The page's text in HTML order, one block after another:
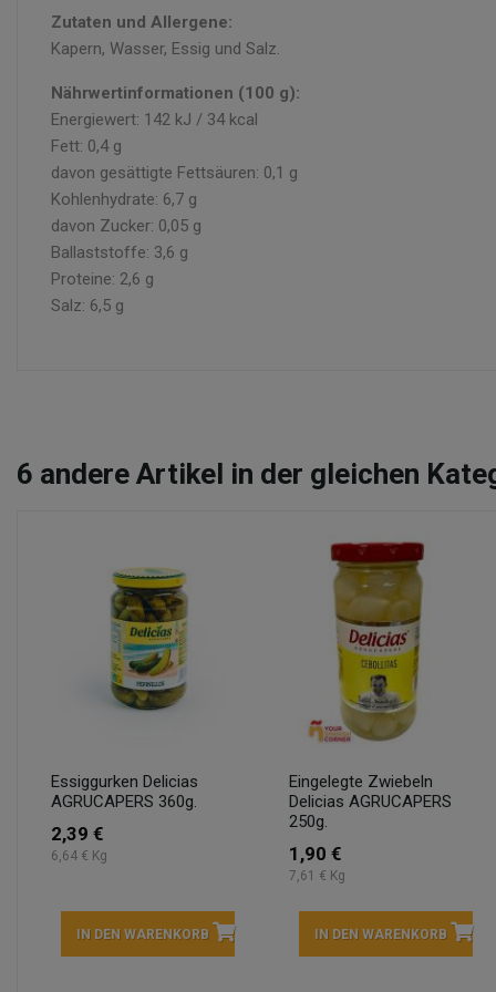
Zutaten und Allergene:
Kapern, Wasser, Essig und Salz.
Nährwertinformationen (100 g):
Energiewert: 142 kJ / 34 kcal
Fett: 0,4 g
davon gesättigte Fettsäuren: 0,1 g
Kohlenhydrate: 6,7 g
davon Zucker: 0,05 g
Ballaststoffe: 3,6 g
Proteine: 2,6 g
Salz: 6,5 g
6 andere Artikel in der gleichen
Essiggurken Delicias
AGRUCAPERS 360g.
2,39 €
6,64 € Kg
IN DEN WARENKORB
Eingelegte Zwiebeln
Delicias AGRUCAPERS
250g.
1,90 €
7,61 € Kg
IN DEN WARENKORB